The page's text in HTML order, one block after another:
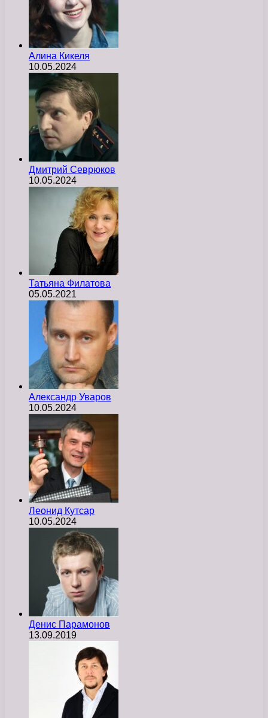
Алина Кикеля
10.05.2024
Дмитрий Севрюков
10.05.2024
Татьяна Филатова
05.05.2021
Александр Уваров
10.05.2024
Леонид Кутсар
10.05.2024
Денис Парамонов
13.09.2019